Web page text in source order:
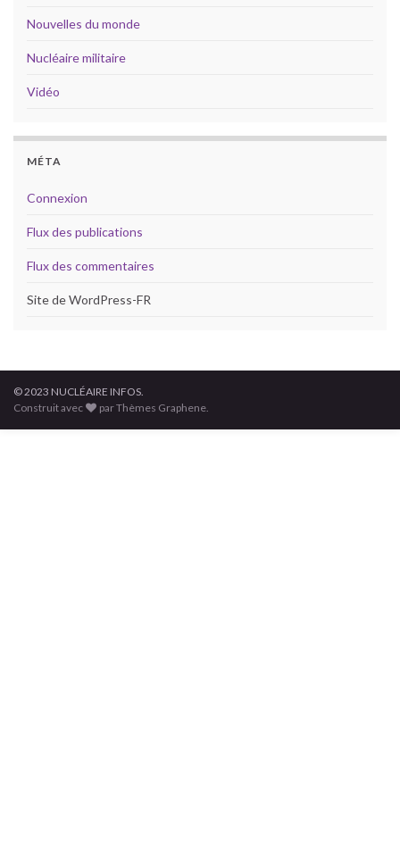
Nouvelles du monde
Nucléaire militaire
Vidéo
MÉTA
Connexion
Flux des publications
Flux des commentaires
Site de WordPress-FR
© 2023 NUCLÉAIRE INFOS.
Construit avec
par Thèmes Graphene.